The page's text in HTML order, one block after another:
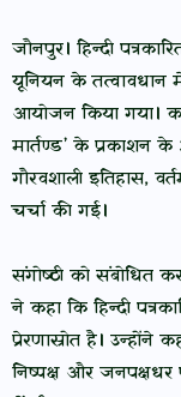
जौनपुर। हिन्दी
यूनियन के तत्वावधान
आयोजन किया गया।
मार्तण्ड’ के प्रकाशन के
गौरवशाली इतिहास,
चर्चा की गई।
संगोष्ठी को संबोधित
ने कहा कि हिन्दी
प्रेरणास्रोत है। उन्होंने
निष्पक्ष और जनपक्षधर